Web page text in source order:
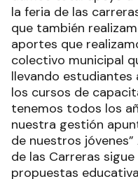
la feria de las
que también
aportes que
colectivo municipal
llevando estudiantes
los cursos de
tenemos todos los
nuestra gestión
de nuestros jóvenes”
de las Carreras
propuestas